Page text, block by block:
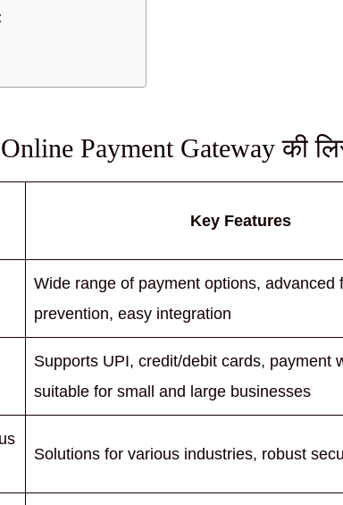
Payment Gateway की
Key Features
Wide range of payment options, advanced
prevention, easy integration
Supports UPI, credit/debit cards, payment
suitable for small and large businesses
Solutions for various industries, robust